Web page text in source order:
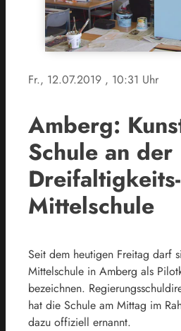
Fr., 12.07.2019 , 10:31 Uhr
Amberg:
Schule an der
Dreifaltigkeits-
Mittelschule
Seit dem heutigen Freitag darf
Mittelschule in Amberg als
bezeichnen.
hat die Schule am Mittag im
dazu offiziell ernannt.